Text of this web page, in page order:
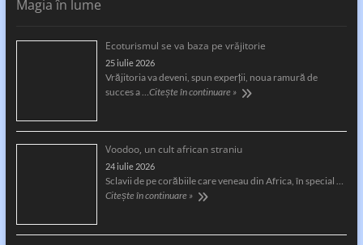
Magia în lume
Ecoturismul se va baza pe vrăjitorie
25 iulie 2026
Vrăjitoria va deveni, spun experții, noua ramură de
succes a …Citește în continuare »
Voodoo, un cult african straniu
24 iulie 2026
Sclavii de pe corăbiile care veneau din Africa, în special …
Citește în continuare »